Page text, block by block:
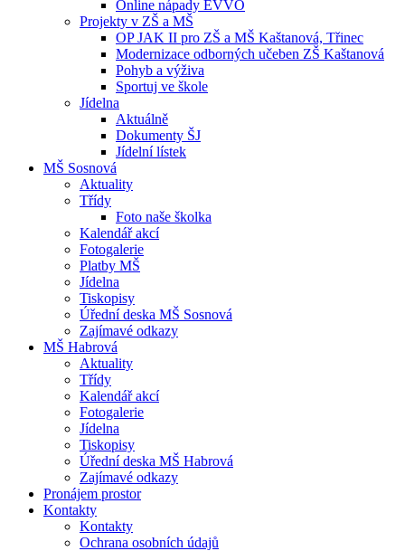
Online nápady EVVO
Projekty v ZŠ a MŠ
OP JAK II pro ZŠ a MŠ Kaštanová, Třinec
Modernizace odborných učeben ZŠ Kaštanová
Pohyb a výživa
Sportuj ve škole
Jídelna
Aktuálně
Dokumenty ŠJ
Jídelní lístek
MŠ Sosnová
Aktuality
Třídy
Foto naše školka
Kalendář akcí
Fotogalerie
Platby MŠ
Jídelna
Tiskopisy
Úřední deska MŠ Sosnová
Zajímavé odkazy
MŠ Habrová
Aktuality
Třídy
Kalendář akcí
Fotogalerie
Jídelna
Tiskopisy
Úřední deska MŠ Habrová
Zajímavé odkazy
Pronájem prostor
Kontakty
Kontakty
Ochrana osobních údajů